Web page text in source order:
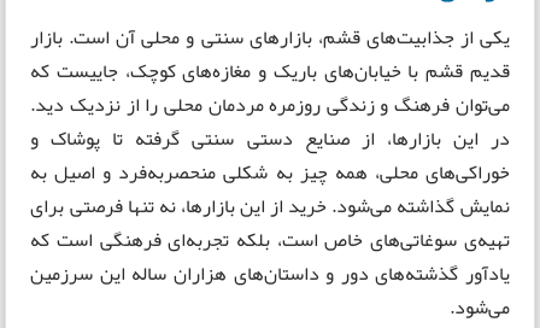
یکی از جذابیت‌های قشم، بازارهای سنتی و محلی آن است. بازار
قدیم قشم با خیابان‌های باریک و مغازه‌های کوچک، جاییست که
می‌توان فرهنگ و زندگی روزمره مردمان محلی را از نزدیک دید.
در این بازارها، از صنایع دستی سنتی گرفته تا پوشاک و
خوراکی‌های محلی، همه چیز به شکلی منحصربه‌فرد و اصیل به
نمایش گذاشته می‌شود. خرید از این بازارها، نه تنها فرصتی برای
تهیه‌ی سوغاتی‌های خاص است، بلکه تجربه‌ای فرهنگی است که
یادآور گذشته‌های دور و داستان‌های هزاران ساله این سرزمین
می‌شود.